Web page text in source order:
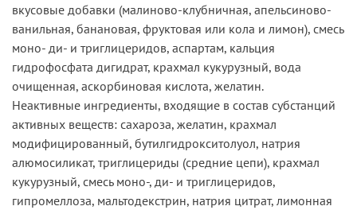
вкусовые добавки (малиново-клубничная, апельсиново-
ванильная, банановая, фруктовая или кола и лимон), смесь
моно- ди- и триглицеридов, аспартам, кальция
гидрофосфата дигидрат, крахмал кукурузный, вода
очищенная, аскорбиновая кислота, желатин.
Неактивные ингредиенты, входящие в состав субстанций
активных веществ: сахароза, желатин, крахмал
модифицированный, бутилгидрокситолуол, натрия
алюмосиликат, триглицериды (средние цепи), крахмал
кукурузный, смесь моно-, ди- и триглицеридов,
гипромеллоза, мальтодекстрин, натрия цитрат, лимонная